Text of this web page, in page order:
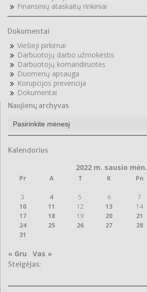
Finansinių ataskaitų rinkiniai
Dokumentai
Viešieji pirkimai
Darbuotojų darbo užmokestis
Darbuotojų komandiruotės
Duomenų apsauga
Korupcijos prevencija
Dokumentai
Naujienų archyvas
archyvas
Kalendorius
2022 m. sausio mėn.
Pr A T K Pn
3
4 5 6 7
10
11 12 13 14
17
18 19 20 21
24
25 26 27 28
31
« Gru Vas »
Steigėjas: